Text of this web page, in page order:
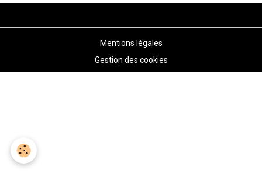
Mentions légales
Gestion des cookies